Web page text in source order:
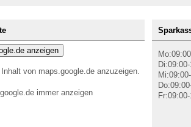
anzeigen
von maps.google.de anzuzeigen.
immer anzeigen